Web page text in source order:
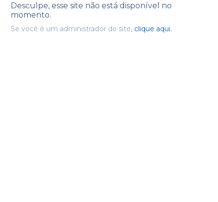
Desculpe, esse site não está disponível no
momento.
Se você é um administrador do site, clique aqui.